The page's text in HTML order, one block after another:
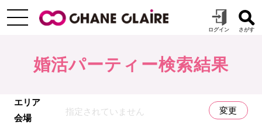
婚活パーティー検索結果
エリア
会場
指定されていません 変更